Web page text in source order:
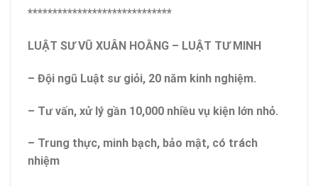
*****************************
LUẬT SƯ VŨ XUÂN HOẰNG – LUẬT TƯ MINH
– Đội ngũ Luật sư giỏi, 20 năm kinh nghiệm.
– Tư vấn, xử lý gần 10,000 nhiều vụ kiện lớn nhỏ.
– Trung thực, minh bạch, bảo mật, có trách
nhiệm